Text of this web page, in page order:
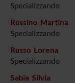
Specializzando
Russino Martina
Specializzando
Russo Lorena
Specializzando
Sabia Silvia